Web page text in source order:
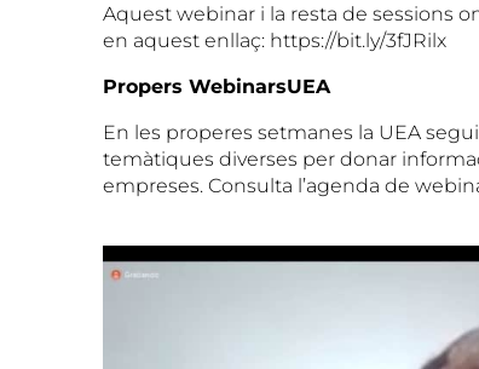
Aquest webinar i la resta de sessions
en aquest enllaç: https://bit.ly/3fJRilx
Propers WebinarsUEA
En les properes setmanes la UEA
temàtiques diverses per donar
empreses. Consulta l’agenda de